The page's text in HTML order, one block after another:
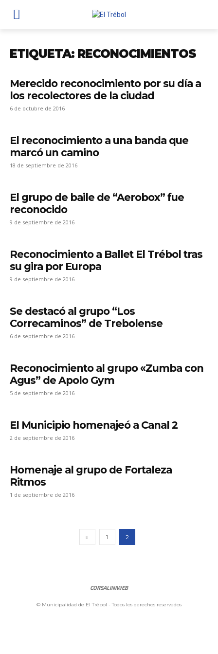
ETIQUETA: RECONOCIMIENTOS
Merecido reconocimiento por su día a
los recolectores de la ciudad
6 de octubre de 2016
El reconocimiento a una banda que
marcó un camino
18 de septiembre de 2016
El grupo de baile de “Aerobox” fue
reconocido
9 de septiembre de 2016
Reconocimiento a Ballet El Trébol tras
su gira por Europa
9 de septiembre de 2016
Se destacó al grupo “Los
Correcaminos” de Trebolense
6 de septiembre de 2016
Reconocimiento al grupo «Zumba con
Agus” de Apolo Gym
5 de septiembre de 2016
El Municipio homenajeó a Canal 2
2 de septiembre de 2016
Homenaje al grupo de Fortaleza
Ritmos
1 de septiembre de 2016
1 2
CORSALINIWEB
© Municipalidad de El Trébol - Todos los derechos reservados